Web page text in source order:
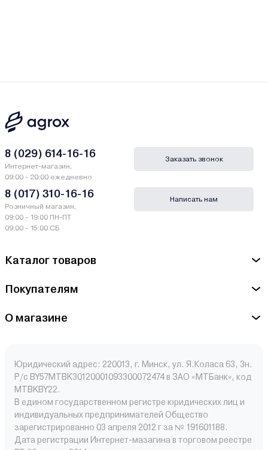
Каталог товаров
Покупателям
О магазине
Юридический адрес: 220013, г. Минск, ул. Я.Коласа 63, 3н.
Р/с BY57MTBK30120001093300072474 в ЗАО «МТБанк», код
MTBKBY22.
В едином государственном регистре юридических лиц и
индивидуальных предпринимателей Общество
зарегистрированно 03 апреля 2012 г за № 191601188.
Дата регистрации Интернет-мазагина в торговом реестре
8 (029) 614-16-16
Интернет-магазин,
09:00 - 20:00 ежедневно
8 (017) 310-16-16
Розничный магазин,
09:00 - 19:00 ПН-ПТ
09:00 - 15:00 СБ
Заказать звонок
Написать нам